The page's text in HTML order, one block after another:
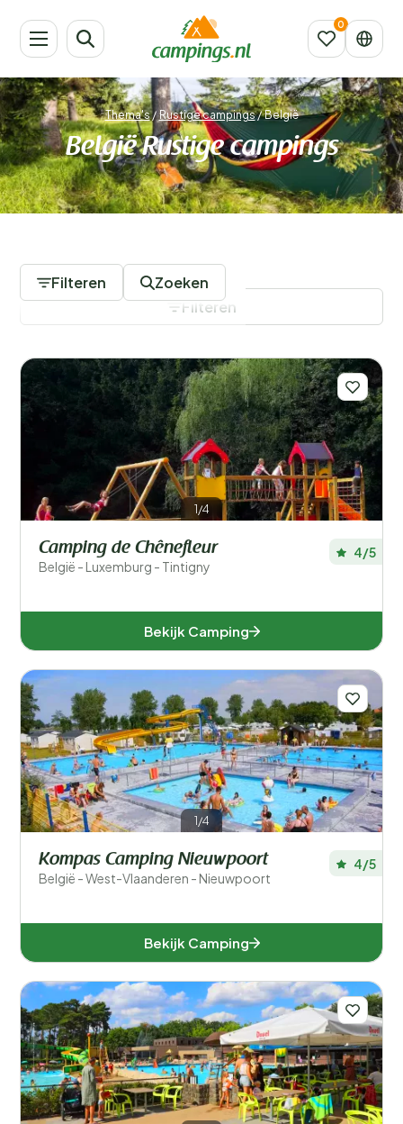
Thema's / Rustige campings/België
België Rustige campings
Filteren Zoeken
Provincies
Antwerpen (8)
Limburg (6)
Luik (5)
Luxemburg (4)
Namen (3)
West-Vlaanderen (2)
Populaire filters
Type accommodatie
Zwemmen
Filters opslaan
Filteren
1/4
Camping de Chênefleur
België - Luxemburg - Tintigny
4/5
Bekijk Camping
1/4
Kompas Camping Nieuwpoort
België - West-Vlaanderen - Nieuwpoort
4/5
Bekijk Camping